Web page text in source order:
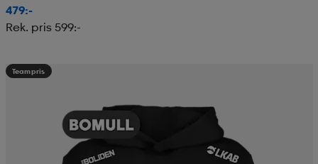
479:-
Rek. pris 599:-
Teampris